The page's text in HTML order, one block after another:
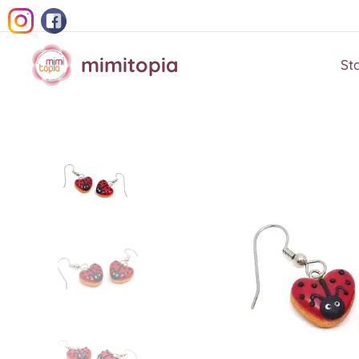
mimitopia